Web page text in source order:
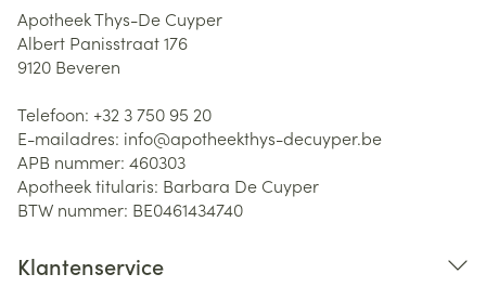
Apotheek Thys-De Cuyper
Albert Panisstraat 176
9120 Beveren
Telefoon: +32 3 750 95 20
E-mailadres: info@apotheekthys-decuyper.be
APB nummer: 460303
Apotheek titularis: Barbara De Cuyper
BTW nummer: BE0461434740
Klantenservice